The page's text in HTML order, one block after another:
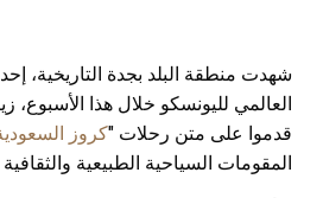
شهدت منطقة البلد بجدة التاريخية،
قدموا على متن رحلات "كروز
المقومات السياحية الطبيعية والثقافية